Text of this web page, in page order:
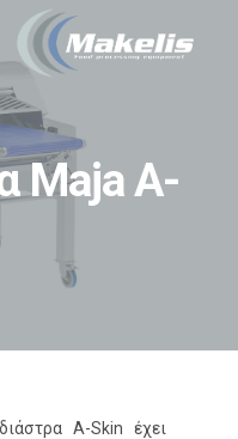
Maja A-
A-Skin έχει